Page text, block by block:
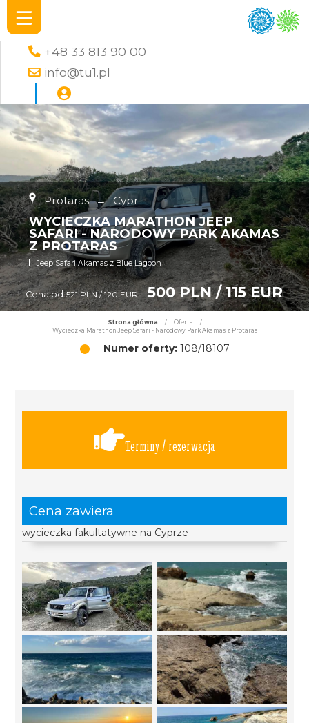
+48 33 813 90 00
info@tu1.pl
Protaras → Cypr
WYCIECZKA MARATHON JEEP
SAFARI - NARODOWY PARK AKAMAS
Z PROTARAS
Jeep Safari Akamas z Blue Lagoon
Cena od 521 PLN / 120 EUR 500 PLN / 115 EUR
Strona główna / Oferta
/
Wycieczka Marathon Jeep Safari - Narodowy Park Akamas z Protaras
Numer oferty:108/18107
Terminy / rezerwacja
Cena zawiera
wycieczka fakultatywne na Cyprze